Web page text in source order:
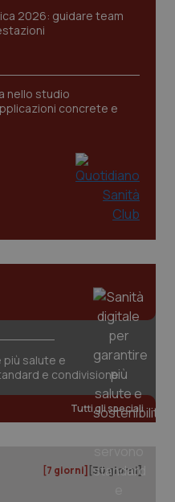
2026: guidare team
nello studio
concrete e
salute e
e condivisione
Tutti gli speciali
[7 giorni] [30 giorni]
www.quotidianosanita.it
www.quotidianosanita.it